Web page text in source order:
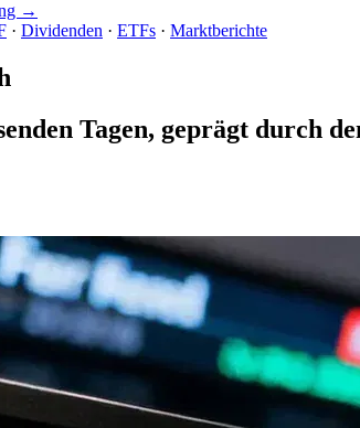
→
· Dividenden · ETFs · Marktberichte
Tagen, geprägt durch